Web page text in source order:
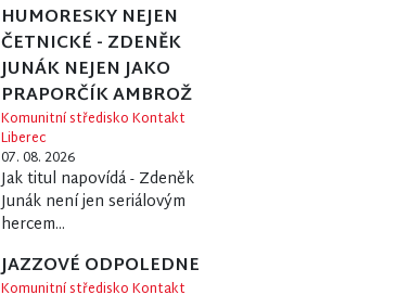
HUMORESKY NEJEN
ČETNICKÉ - ZDENĚK
JUNÁK NEJEN JAKO
PRAPORČÍK AMBROŽ
Komunitní středisko Kontakt
Liberec
07. 08. 2026
Jak titul napovídá - Zdeněk
Junák není jen seriálovým
hercem...
JAZZOVÉ ODPOLEDNE
Komunitní středisko Kontakt